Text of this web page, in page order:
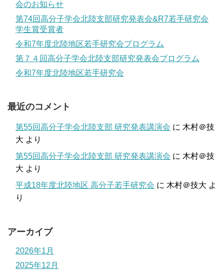
会のお知らせ
第74回高分子学会北陸支部研究発表会&R7若手研究会
学生賞受賞者
令和7年度北陸地区若手研究会プログラム
第７４回高分子学会北陸支部研究発表会プログラム
令和7年度北陸地区若手研究会
最近のコメント
第55回高分子学会北陸支部 研究発表講演会 に 木村＠技
大 より
第55回高分子学会北陸支部 研究発表講演会 に 木村＠技
大 より
平成18年度北陸地区 高分子若手研究会 に 木村＠技大 よ
り
アーカイブ
2026年1月
2025年12月